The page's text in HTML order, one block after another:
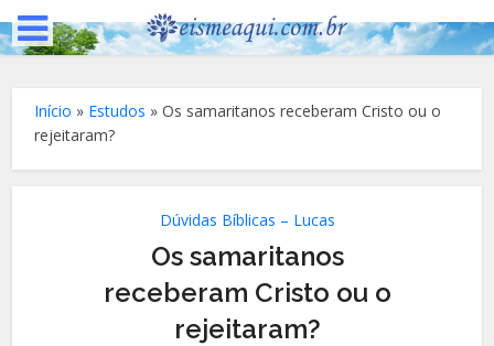
Início » Estudos »Os samaritanos receberam Cristo ou o
rejeitaram?
Dúvidas Bíblicas – Lucas
Os samaritanos
receberam Cristo ou o
rejeitaram?